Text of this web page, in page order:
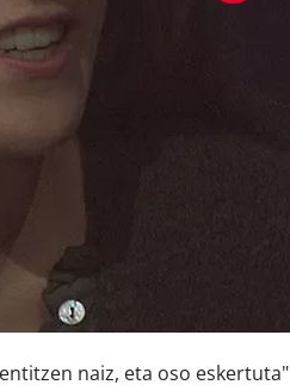
naiz, eta oso eskertuta"